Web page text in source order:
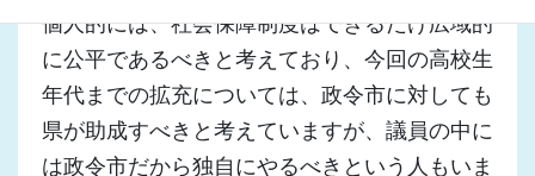
個人的には、社会保障制度はできるだけ広域的
に公平であるべきと考えており、今回の高校生
年代までの拡充については、政令市に対しても
県が助成すべきと考えていますが、議員の中に
は政令市だから独自にやるべきという人もいま